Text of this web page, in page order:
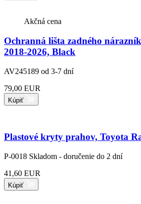
Akčná cena
Ochranná lišta zadného
2018-2026, Black
AV245189 od 3-7 dní
79,00 EUR
Kúpiť
Plastové kryty prahov, Toyota
P-0018 Skladom - doručenie do 2 dní
41,60 EUR
Kúpiť